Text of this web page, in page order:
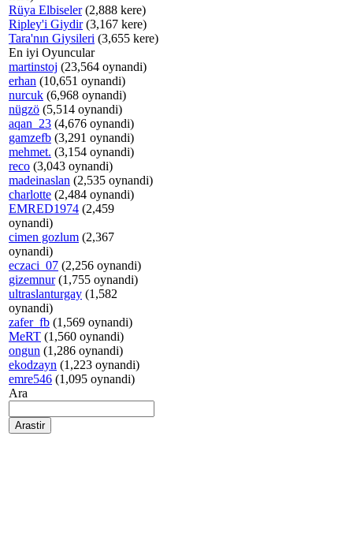
Rüya Elbiseler(2,888 kere)
Ripley'i Giydir(3,167 kere)
Tara'nın Giysileri (3,655 kere)
En iyi Oyuncular
martinstoj (23,564 oynandi)
erhan (10,651 oynandi)
nurcuk (6,968 oynandi)
nügzö (5,514 oynandi)
aqan_23 (4,676 oynandi)
gamzefb (3,291 oynandi)
mehmet. (3,154 oynandi)
reco (3,043 oynandi)
madeinaslan (2,535 oynandi)
charlotte (2,484 oynandi)
EMRED1974 (2,459
oynandi)
cimen gozlum (2,367
oynandi)
eczaci_07 (2,256 oynandi)
gizemnur(1,755 oynandi)
ultraslanturgay (1,582
oynandi)
zafer_fb (1,569 oynandi)
MeRT (1,560 oynandi)
ongun (1,286 oynandi)
ekodzayn (1,223 oynandi)
emre546 (1,095 oynandi)
Ara